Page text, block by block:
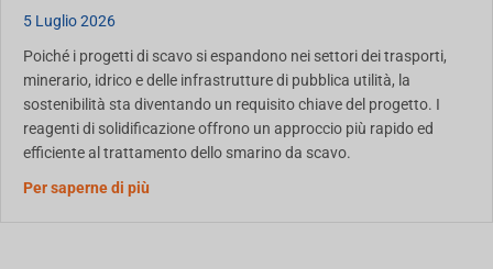
5 Luglio 2026
Poiché i progetti di scavo si espandono nei settori dei trasporti,
minerario, idrico e delle infrastrutture di pubblica utilità, la
sostenibilità sta diventando un requisito chiave del progetto. I
reagenti di solidificazione offrono un approccio più rapido ed
efficiente al trattamento dello smarino da scavo.
Per saperne di più